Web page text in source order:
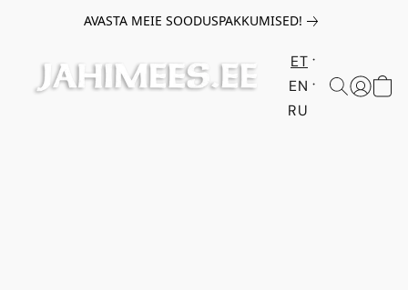
AVASTA MEIE SOODUSPAKKUMISED!
ET
EN
RU